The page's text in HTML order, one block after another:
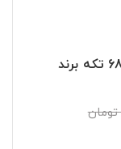
ست دریل و پیچ گوشتی شارژی 68 تکه برند